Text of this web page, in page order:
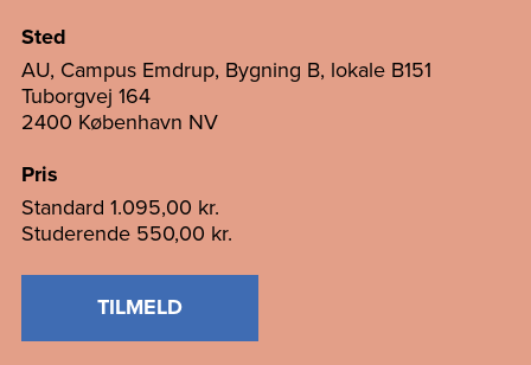
Sted
AU, Campus Emdrup, Bygning B, lokale B151
Tuborgvej 164
2400 København NV
Pris
Standard 1.095,00 kr.
Studerende 550,00 kr.
TILMELD